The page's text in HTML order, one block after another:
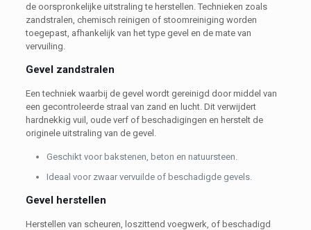
de oorspronkelijke uitstraling te herstellen. Technieken zoals
zandstralen, chemisch reinigen of stoomreiniging worden
toegepast, afhankelijk van het type gevel en de mate van
vervuiling.
Gevel zandstralen
Een techniek waarbij de gevel wordt gereinigd door middel van
een gecontroleerde straal van zand en lucht. Dit verwijdert
hardnekkig vuil, oude verf of beschadigingen en herstelt de
originele uitstraling van de gevel.
Geschikt voor bakstenen, beton en natuursteen.
Ideaal voor zwaar vervuilde of beschadigde gevels.
Gevel herstellen
Herstellen van scheuren, loszittend voegwerk, of beschadigd